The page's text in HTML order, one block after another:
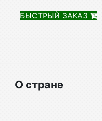
БЫСТРЫЙ ЗАКАЗ
О стране